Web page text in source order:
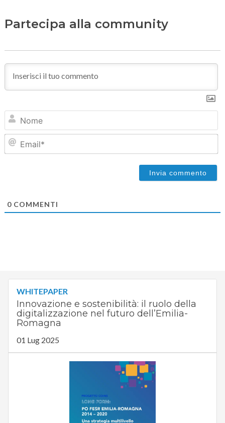
Partecipa alla community
0COMMENTI
WHITEPAPER
Innovazione e sostenibilità: il ruolo della
digitalizzazione nel futuro dell’Emilia-
Romagna
01 Lug 2025